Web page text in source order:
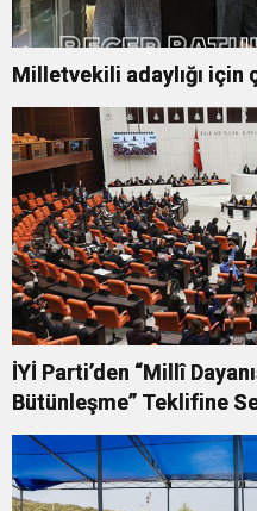
Milletvekili adaylığı için
İYİ Parti’den “Millî
Bütünleşme” Teklifine